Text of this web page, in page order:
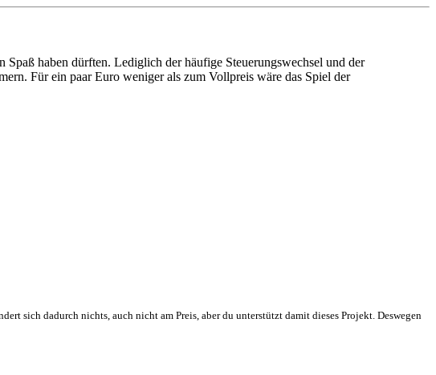
haben dürften. Lediglich der häufige Steuerungswechsel und der
Für ein paar Euro weniger als zum Vollpreis wäre das Spiel der
sich dadurch nichts, auch nicht am Preis, aber du unterstützt damit dieses Projekt. Deswegen